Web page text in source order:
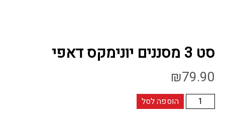
סט 3 מסננים יונימקס דאפי
₪79.90
כמות
של
הוספה לסל